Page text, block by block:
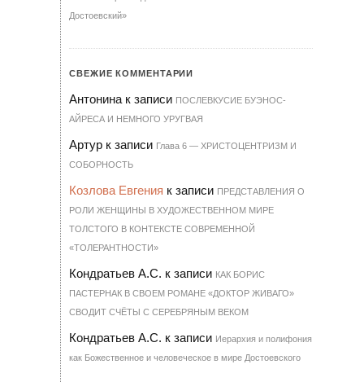
Достоевский»
СВЕЖИЕ КОММЕНТАРИИ
Антонина к записи ПОСЛЕВКУСИЕ БУЭНОС-
АЙРЕСА И НЕМНОГО УРУГВАЯ
Артур к записи Гла­ва 6 — ХРИ­С­ТО­ЦЕН­Т­РИЗМ И
СО­БОР­НОСТЬ
Козлова Евгения к записи ПРЕДСТАВЛЕНИЯ О
РОЛИ ЖЕНЩИНЫ В ХУДОЖЕСТВЕННОМ МИРЕ
ТОЛСТОГО В КОНТЕКСТЕ СОВРЕМЕННОЙ
«ТОЛЕРАНТНОСТИ»
Кондратьев А.С. к записи КАК БОРИС
ПАСТЕРНАК В СВОЕМ РОМАНЕ «ДОКТОР ЖИВАГО»
СВОДИТ СЧЁТЫ С СЕРЕБРЯНЫМ ВЕКОМ
Кондратьев А.С. к записи Иерархия и полифония
как Божественное и человеческое в мире Достоевского